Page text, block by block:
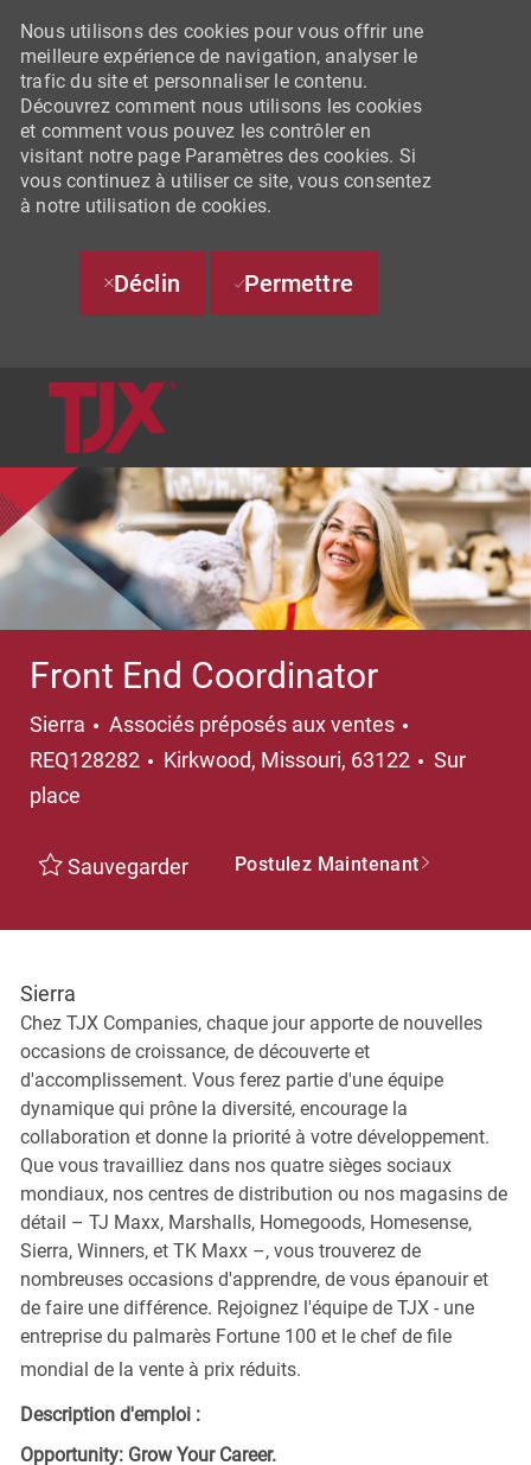
SKIP TO MAIN CONTENT
Nous utilisons des cookies pour vous offrir une
meilleure expérience de navigation, analyser le
trafic du site et personnaliser le contenu.
Découvrez comment nous utilisons les cookies
et comment vous pouvez les contrôler en
visitant notre page Paramètres des cookies. Si
vous continuez à utiliser ce site, vous consentez
à notre utilisation de cookies.
Déclin Permettre
Front End Coordinator
Sierra Catégorie
Associés préposés aux ventes
REQ128282
Emplacement
Kirkwood, Missouri, 63122
Sur
place
Sauvegarder Postulez Maintenant
Sierra
Chez TJX Companies, chaque jour apporte de nouvelles
occasions de croissance, de découverte et
d'accomplissement. Vous ferez partie d'une équipe
dynamique qui prône la diversité, encourage la
collaboration et donne la priorité à votre développement.
Que vous travailliez dans nos quatre sièges sociaux
mondiaux, nos centres de distribution ou nos magasins de
détail – TJ Maxx, Marshalls, Homegoods, Homesense,
Sierra, Winners, et TK Maxx –, vous trouverez de
nombreuses occasions d'apprendre, de vous épanouir et
de faire une différence. Rejoignez l'équipe de TJX - une
entreprise du palmarès Fortune 100 et le chef de file
mondial de la vente à prix réduits.
Description d'emploi :
Opportunity: Grow Your Career.